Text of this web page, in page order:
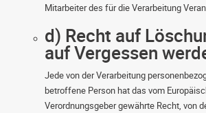
Mitarbeiter des für die Verarbeitung
d) Recht auf
auf Vergessen
Jede von der Verarbeitung
betroffene Person hat das vom
Verordnungsgeber gewährte Recht, von